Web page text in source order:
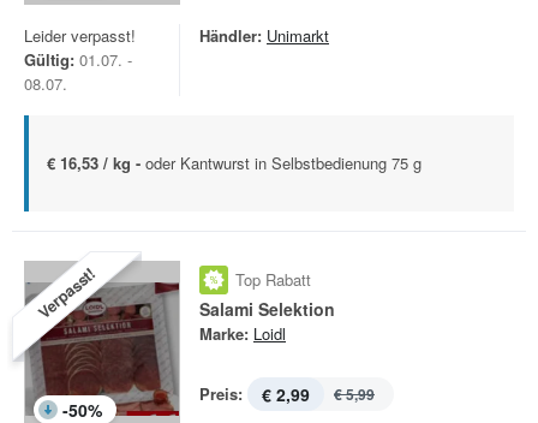
Leider verpasst!
Gültig: 01.07. -
08.07.
Händler: Unimarkt
€ 16,53 / kg - oder Kantwurst in Selbstbedienung 75 g
Verpasst!
-50%
Top Rabatt
Salami Selektion
Marke: Loidl
Preis: € 2,99 € 5,99